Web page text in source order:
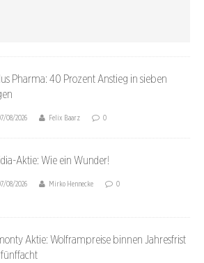
Pharma: 40 Prozent Anstieg in sieben
08/2026 Felix Baarz 0
Aktie: Wie ein Wunder!
08/2026 Mirko Hennecke 0
Aktie: Wolframpreise binnen Jahresfrist